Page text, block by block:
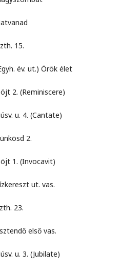
15.
ut.) Örök élet
(Cantate)
2.
ut. vas.
23.
első vas.
(Jubilate)